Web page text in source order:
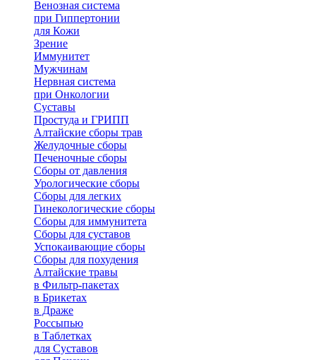
Венозная система
при Гиппертонии
для Кожи
Зрение
Иммунитет
Мужчинам
Нервная система
при Онкологии
Суставы
Простуда и ГРИПП
Алтайские сборы трав
Желудочные сборы
Печеночные сборы
Сборы от давления
Урологические сборы
Сборы для легких
Гинекологические сборы
Сборы для иммунитета
Сборы для суставов
Успокаивающие сборы
Сборы для похудения
Алтайские травы
в Фильтр-пакетах
в Брикетах
в Драже
Россыпью
в Таблетках
для Cуставов